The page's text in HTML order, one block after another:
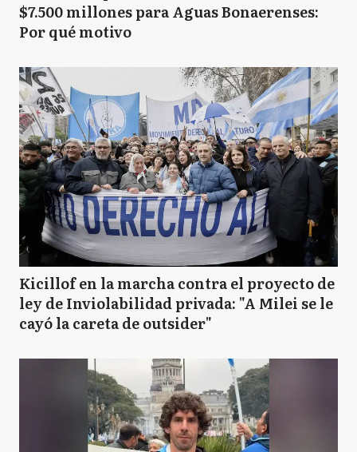
$7.500 millones para Aguas Bonaerenses:
Por qué motivo
Kicillof en la marcha contra el proyecto de
ley de Inviolabilidad privada: "A Milei se le
cayó la careta de outsider"